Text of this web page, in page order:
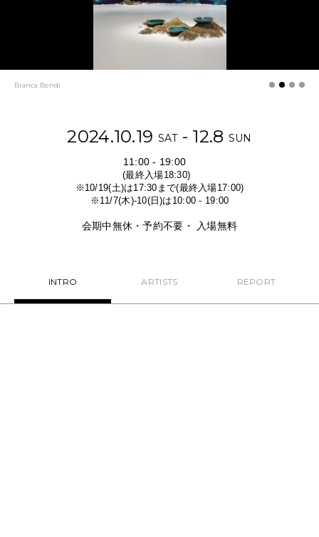
NEWS
FEATURED
Bianca Bondi
2024.10.19 SAT- 12.8 SUN
11:00 - 19:00
(最終入場18:30)
※10/19(土)は17:30まで(最終入場17:00)
※11/7(木)-10(日)は10:00 - 19:00
会期中無休・予約不要・ 入場無料
INTRO ARTISTS REPORT